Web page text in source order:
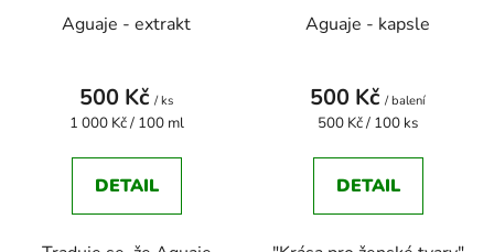
Aguaje - extrakt
500 Kč / ks
Měrná
1 000 Kč / 100 ml
DETAIL
Aguaje - kapsle
500 Kč / balení
Měrná
500 Kč / 100 ks
DETAIL